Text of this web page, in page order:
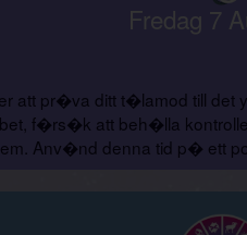
Fredag 7
att pr�va ditt t�lamod till
f�rs�k att beh�lla
Anv�nd denna tid p� ett